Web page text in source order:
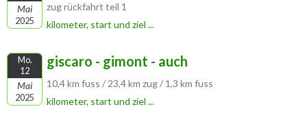
Mai
2025
zug rückfahrt teil 1
kilometer, start und ziel ...
Mo.
12
Mai
2025
giscaro - gimont - auch
10,4 km fuss / 23,4 km zug / 1,3 km fuss
kilometer, start und ziel ...